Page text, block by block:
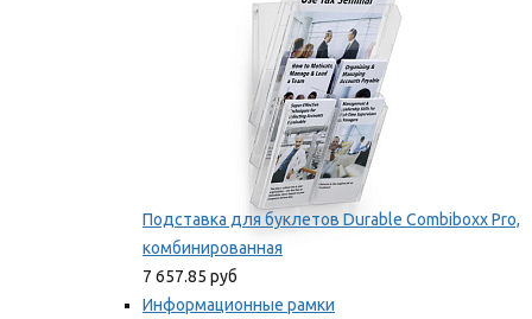
Подставка для буклетов Durable Combiboxx Pro,
комбинированная
7 657.85 руб
Информационные рамки